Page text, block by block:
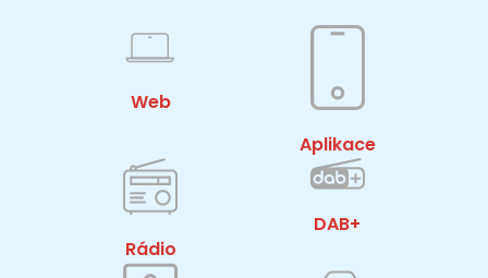
Web
Aplikace
Rádio
DAB+